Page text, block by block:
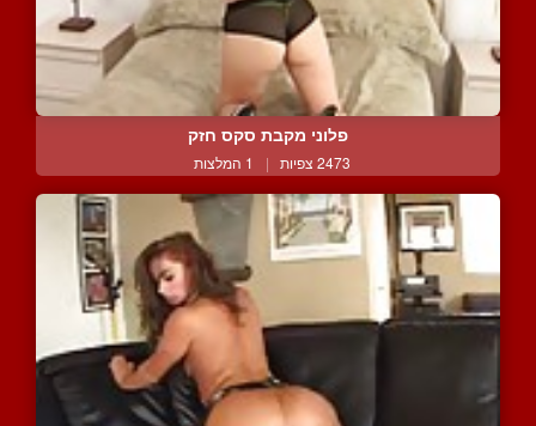
פלוני מקבת סקס חזק
2473 צפיות | 1 המלצות